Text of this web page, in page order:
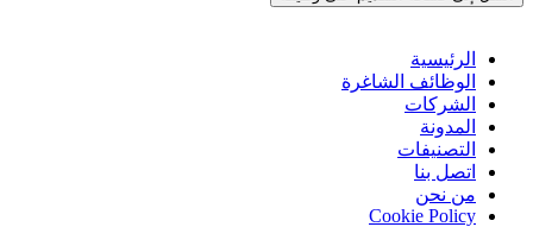
الرئيسية
الوظائف الشاغرة
الشركات
المدونة
التصنيفات
اتصل بنا
من نحن
Cookie Policy